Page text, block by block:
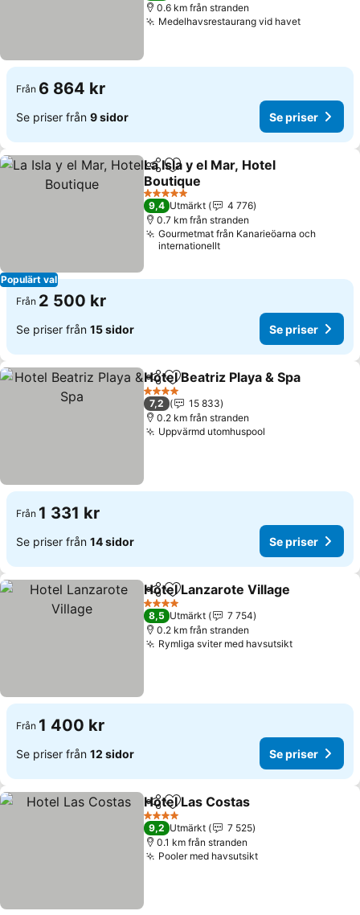
0.6 km från stranden
Medelhavsrestaurang vid havetSe priser
Från 6 864 kr
Se priser från 9 sidor Se priser
Populärt val
Dela Lägg till i Mina Favoriter
La Isla y el Mar, Hotel
Boutique
Se priser
5 Stjärnor
9,4 Utmärkt
4 776
0.7 km från stranden
Gourmetmat från Kanarieöarna och
internationellt
Från 2 500 kr
Se priser från 15 sidor Se priser
Dela Lägg till i Mina Favoriter
Hotel Beatriz Playa & Spa
4 Stjärnor
7,2
15 833
0.2 km från stranden
Uppvärmd utomhuspool
Från 1 331 kr
Se priser från 14 sidor Se priser
Dela Lägg till i Mina Favoriter
Hotel Lanzarote Village
4 Stjärnor
8,5 Utmärkt
7 754
0.2 km från stranden
Rymliga sviter med havsutsiktSe priser
Från 1 400 kr
Se priser från 12 sidor Se priser
Dela Lägg till i Mina Favoriter
Hotel Las Costas
4 Stjärnor
9,2 Utmärkt
7 525
0.1 km från stranden
Pooler med havsutsiktSe priser